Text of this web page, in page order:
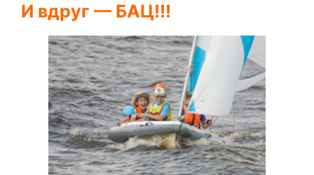
И вдруг — БАЦ!!!